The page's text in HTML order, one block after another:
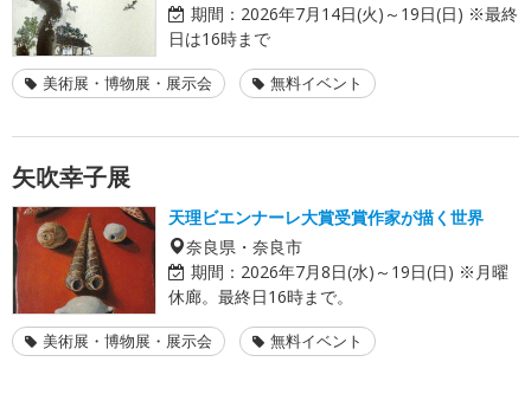
期間： 2026年7月14日(火)～19日(日) ※最終
日は16時まで
美術展・博物展・展示会 無料イベント
矢吹幸子展
天理ビエンナーレ大賞受賞作家が描く世界
奈良県・奈良市
期間： 2026年7月8日(水)～19日(日) ※月曜
休廊。最終日16時まで。
美術展・博物展・展示会 無料イベント